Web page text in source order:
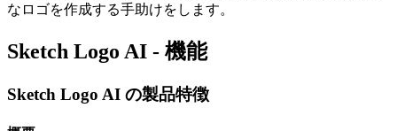
なロゴを作成する手助けをします。
Sketch Logo AI - 機能
Sketch Logo AI の製品特徴